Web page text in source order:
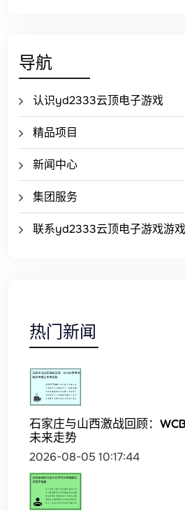
导航
认识yd2333云顶电子游戏
精品项目
新闻中心
集团服务
联系yd2333云顶电子游戏游戏
热门新闻
石家庄与山西激战回顾：
未来走势
2026-08-05 10:17:44